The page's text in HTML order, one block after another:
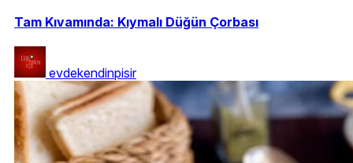
Tam Kıvamında: Kıymalı Düğün Çorbası
evdekendinpisir